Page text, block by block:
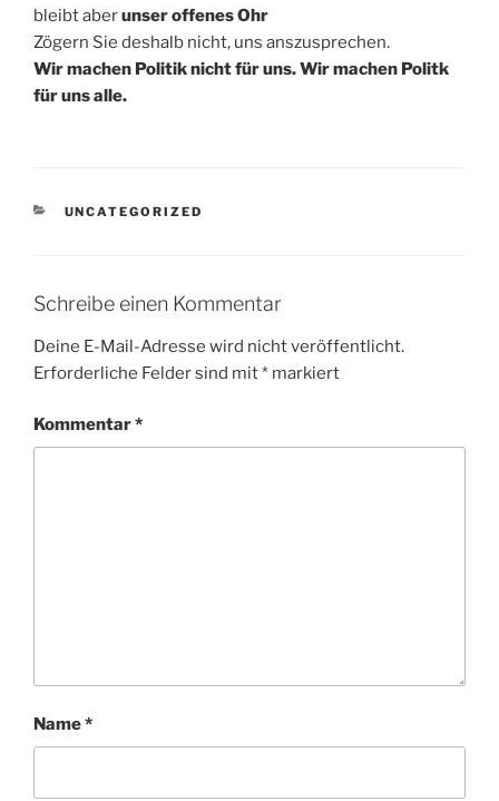
bleibt aberunser offenes Ohr
Zögern Sie deshalb nicht, uns anszusprechen.
Wir machen Politik nicht für uns. Wir machen Politk
für uns alle.
KATEGORIEN
UNCATEGORIZED
Schreibe einen Kommentar
Deine E-Mail-Adresse wird nicht veröffentlicht.
Erforderliche Felder sind mit* markiert
Kommentar*
Name*